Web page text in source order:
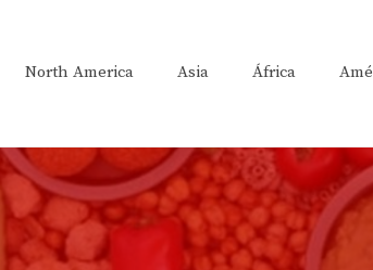
North America Asia África